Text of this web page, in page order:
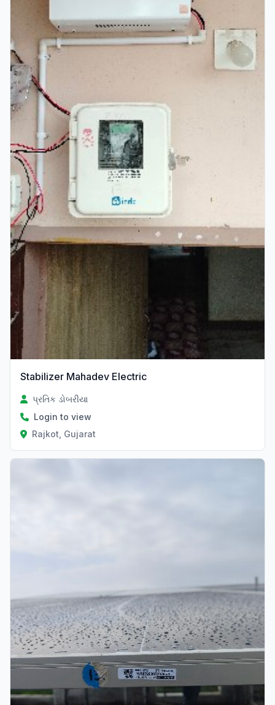
Stabilizer Mahadev Electric
પ્રતિક ડોબરીયા
Login to view
Rajkot, Gujarat